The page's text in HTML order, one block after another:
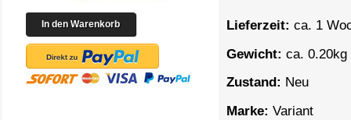
Lieferzeit: ca. 1
Gewicht: ca. 0.20kg
Zustand: Neu
Marke: Variant